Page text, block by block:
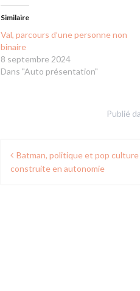
Similaire
Val, parcours d’une personne non
binaire
8 septembre 2024
Dans "Auto présentation"
Publié
Navigation
deBatman, politique et pop
construite en autonomie